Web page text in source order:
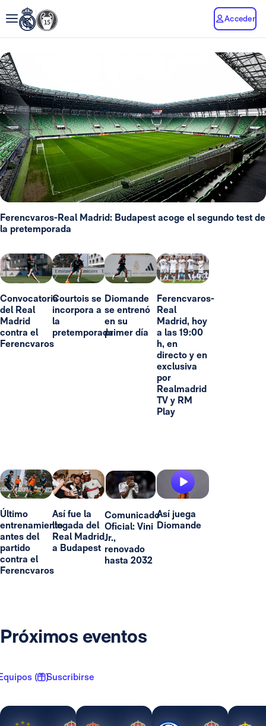
Acceder
Ferencvaros-Real Madrid: Budapest acoge el segundo test de
la pretemporada
Convocatoria
del Real
Madrid
contra el
Ferencvaros
Courtois se
incorpora a
la
pretemporada
Diomande
se entrenó
en su
primer día
Ferencvaros-
Real
Madrid, hoy
a las 19:00
h, en
directo y en
exclusiva
por
Realmadrid
TV y RM
Play
Último
entrenamiento
antes del
partido
contra el
Ferencvaros
Así fue la
llegada del
Real Madrid
a Budapest
Comunicado
Oficial: Vini
Jr.,
renovado
hasta 2032
Así juega
Diomande
Próximos eventos
( 1 )Suscribirse